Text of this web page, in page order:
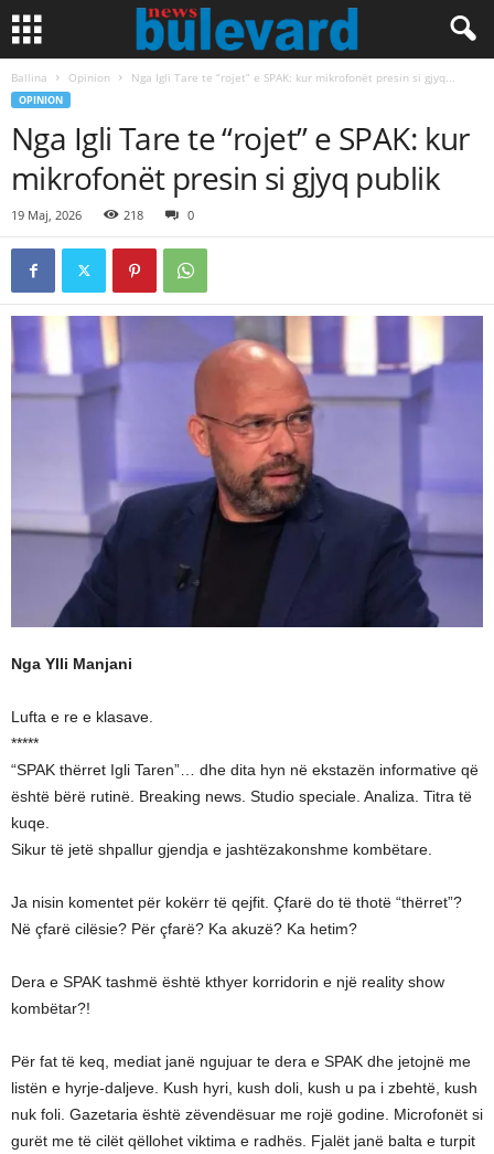
Ballina Opinion Nga Igli Tare te “rojet” e SPAK: kur mikrofonët presin si gjyq...
OPINION
Nga Igli Tare te “rojet” e SPAK: kur
mikrofonët presin si gjyq publik
19 Maj, 2026 218 0
Nga Ylli Manjani
Lufta e re e klasave.
*****
“SPAK thërret Igli Taren”… dhe dita hyn në ekstazën informative që
është bërë rutinë. Breaking news. Studio speciale. Analiza. Titra të
kuqe.
Sikur të jetë shpallur gjendja e jashtëzakonshme kombëtare.
Ja nisin komentet për kokërr të qejfit. Çfarë do të thotë “thërret”?
Në çfarë cilësie? Për çfarë? Ka akuzë? Ka hetim?
Dera e SPAK tashmë është kthyer korridorin e një reality show
kombëtar?!
Për fat të keq, mediat janë ngujuar te dera e SPAK dhe jetojnë me
listën e hyrje-daljeve. Kush hyri, kush doli, kush u pa i zbehtë, kush
nuk foli. Gazetaria është zëvendësuar me rojë godine. Microfonët si
gurët me të cilët qëllohet viktima e radhës. Fjalët janë balta e turpit